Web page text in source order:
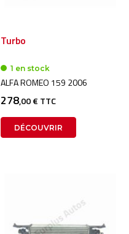
Turbo
1 en stock
ALFA ROMEO 159 2006
278,00 € TTC
DÉCOUVRIR